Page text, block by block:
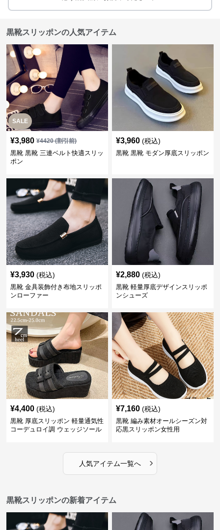
黒靴スリッポンの人気アイテム
SALE
¥3,980 ¥4420(割引前)
黒靴 黒靴 三連ベルト快適スリッ
ポン
¥3,960 (税込)
黒靴 黒靴 モダン厚底スリッポン
¥3,930 (税込)
黒靴 金具装飾付き布地スリッポ
ンローファー
¥2,880 (税込)
黒靴 軽量厚底デザインスリッポ
ンシューズ
¥4,400 (税込)
黒靴 厚底スリッポン 軽量通気性
コーデュロイ調 ウェッジソール
¥7,160 (税込)
黒靴 編み素材オールシーズン対
応黒スリッポン女性用
人気アイテム一覧へ ›
黒靴スリッポンの新着アイテム